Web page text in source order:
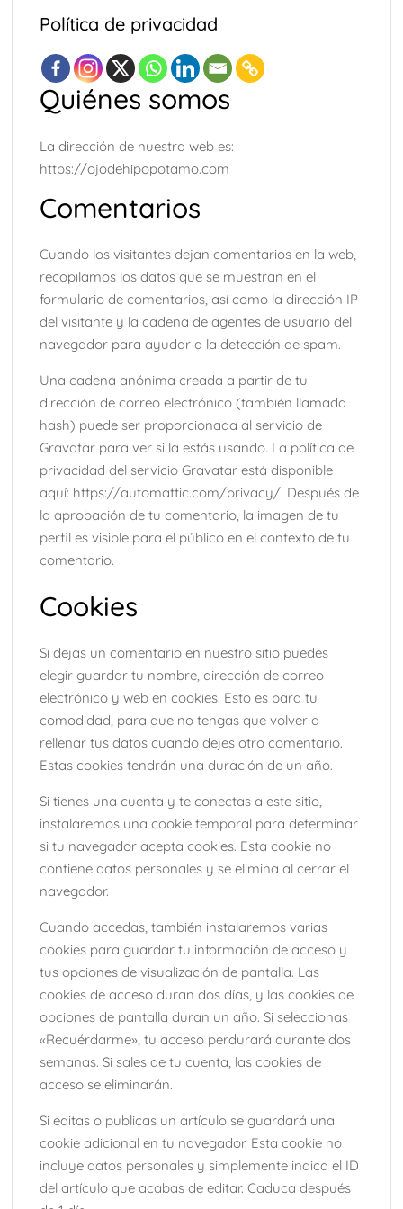
Política de privacidad
Quiénes somos
La dirección de nuestra web es:
https://ojodehipopotamo.com
Comentarios
Cuando los visitantes dejan comentarios en la web,
recopilamos los datos que se muestran en el
formulario de comentarios, así como la dirección IP
del visitante y la cadena de agentes de usuario del
navegador para ayudar a la detección de spam.
Una cadena anónima creada a partir de tu
dirección de correo electrónico (también llamada
hash) puede ser proporcionada al servicio de
Gravatar para ver si la estás usando. La política de
privacidad del servicio Gravatar está disponible
aquí: https://automattic.com/privacy/. Después de
la aprobación de tu comentario, la imagen de tu
perfil es visible para el público en el contexto de tu
comentario.
Cookies
Si dejas un comentario en nuestro sitio puedes
elegir guardar tu nombre, dirección de correo
electrónico y web en cookies. Esto es para tu
comodidad, para que no tengas que volver a
rellenar tus datos cuando dejes otro comentario.
Estas cookies tendrán una duración de un año.
Si tienes una cuenta y te conectas a este sitio,
instalaremos una cookie temporal para determinar
si tu navegador acepta cookies. Esta cookie no
contiene datos personales y se elimina al cerrar el
navegador.
Cuando accedas, también instalaremos varias
cookies para guardar tu información de acceso y
tus opciones de visualización de pantalla. Las
cookies de acceso duran dos días, y las cookies de
opciones de pantalla duran un año. Si seleccionas
«Recuérdarme», tu acceso perdurará durante dos
semanas. Si sales de tu cuenta, las cookies de
acceso se eliminarán.
Si editas o publicas un artículo se guardará una
cookie adicional en tu navegador. Esta cookie no
incluye datos personales y simplemente indica el ID
del artículo que acabas de editar. Caduca después